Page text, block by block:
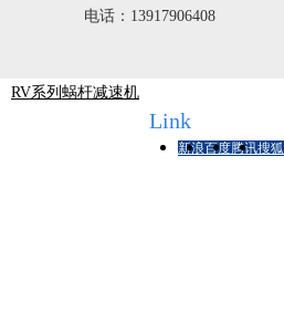
WP系列蜗杆蜗轮减速机
RV系列蜗杆减速机
电话：13917906408
友情链接Link
新浪百度腾讯搜狐